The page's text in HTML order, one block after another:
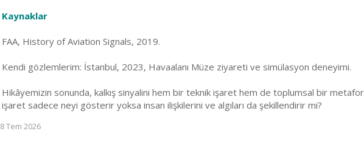
Kaynaklar
FAA, History of Aviation Signals, 2019.
Kendi gözlemlerim: İstanbul, 2023, Havaalanı Müze ziyareti ve simülasyon deneyimi.
Hikâyemizin sonunda, kalkış sinyalini hem bir teknik işaret hem de toplumsal bir
işaret sadece neyi gösterir yoksa insan ilişkilerini ve algıları da şekillendirir mi?
8 Tem 2026